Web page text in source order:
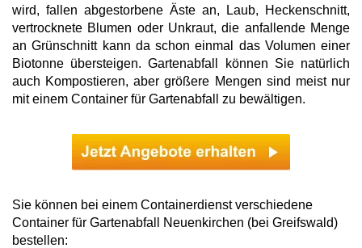
wird, fallen abgestorbene Äste an, Laub, Heckenschnitt,
vertrocknete Blumen oder Unkraut, die anfallende Menge
an Grünschnitt kann da schon einmal das Volumen einer
Biotonne übersteigen. Gartenabfall können Sie natürlich
auch Kompostieren, aber größere Mengen sind meist nur
mit einem Container für Gartenabfall zu bewältigen.
Sie können bei einem Containerdienst verschiedene
Container für Gartenabfall Neuenkirchen (bei Greifswald)
bestellen: